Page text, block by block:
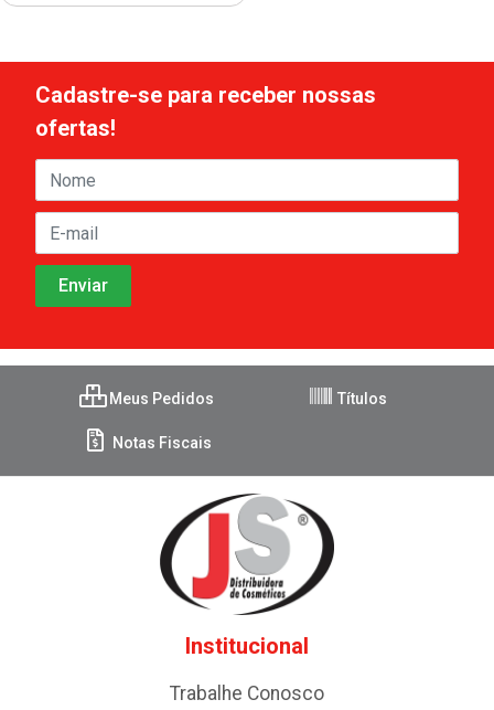
Cadastre-se para receber nossas
ofertas!
Meus Pedidos Títulos
Notas Fiscais
Institucional
Trabalhe Conosco